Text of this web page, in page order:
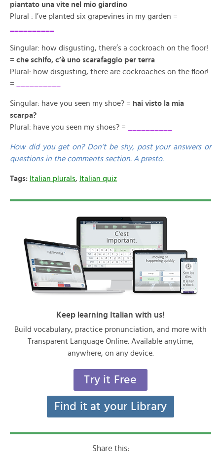
piantato una vite nel mio giardino
Plural : I’ve planted six grapevines in my garden =
Singular: how disgusting, there’s a cockroach on the floor!
= che schifo, c’è uno scarafaggio per terra
Plural: how disgusting, there are cockroaches on the floor!
=
Singular: have you seen my shoe? = hai visto la mia
scarpa?
Plural: have you seen my shoes? =
How did you get on? Don’t be shy, post your answers or
questions in the comments section. A presto.
Tags: Italian plurals, Italian quiz
Keep learning Italian with us!
Build vocabulary, practice pronunciation, and more with
Transparent Language Online. Available anytime,
anywhere, on any device.
Try it Free
Find it at your Library
Share this: